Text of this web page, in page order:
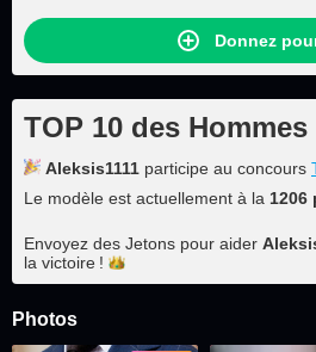
Donnez
TOP 10 des Hommes
Aleksis1111 participe au concours
Le modèle est actuellement à la 1206
Envoyez des Jetons pour aider
la victoire !
Photos